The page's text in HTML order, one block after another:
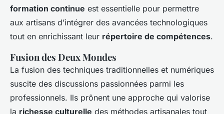
formation continue est essentielle pour permettre
aux artisans d’intégrer des avancées technologiques
tout en enrichissant leur répertoire de compétences.
Fusion des Deux Mondes
La fusion des techniques traditionnelles et numériques
suscite des discussions passionnées parmi les
professionnels. Ils prônent une approche qui valorise
la richesse culturelle des méthodes artisanales tout